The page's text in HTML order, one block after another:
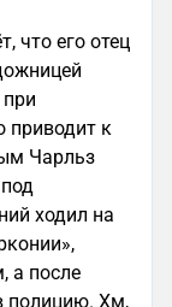
что его отец
приводит к
Чарльз
ходил на
а после
полицию. Хм,